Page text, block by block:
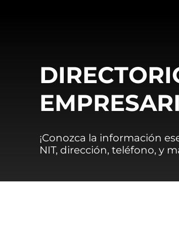
¡Conozca la información
NIT, dirección, teléfono, y